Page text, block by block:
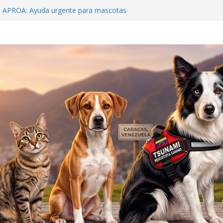
Ayuda urgente para mascotas
que sobrevivió 19 días bajo el concreto
al rescatista: Tsunami y Jorge Beens se
McDonald’s»: La Guaira nos